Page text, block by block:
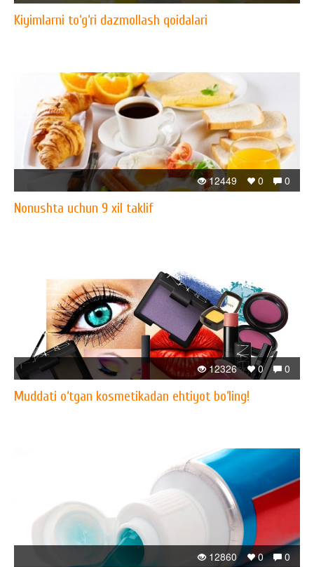
Kiyimlarni to‘g‘ri dazmollash qoidalari
0
0
12449
Nonushta uchun 9 xil taklif
0
0
12326
Muddati o‘tgan kosmetikadan ehtiyot bo‘ling!
0
0
12860